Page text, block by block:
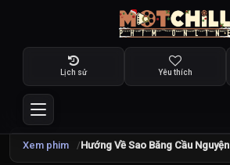
Lịch sử Yêu thích
Xem phim Hướng Về Sao Băng Cầu Nguyện